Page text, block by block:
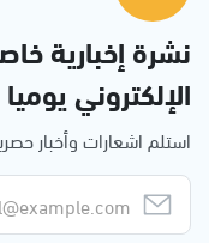
نشرة إخبارية
الإلكتروني يوميا
استلم اشعارات وأخبار